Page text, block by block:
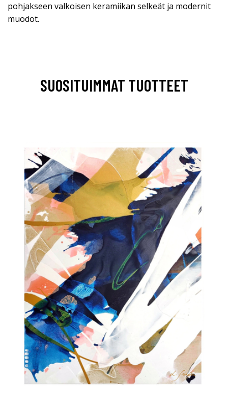
pohjakseen valkoisen keramiikan selkeät ja modernit
muodot.
SUOSITUIMMAT TUOTTEET